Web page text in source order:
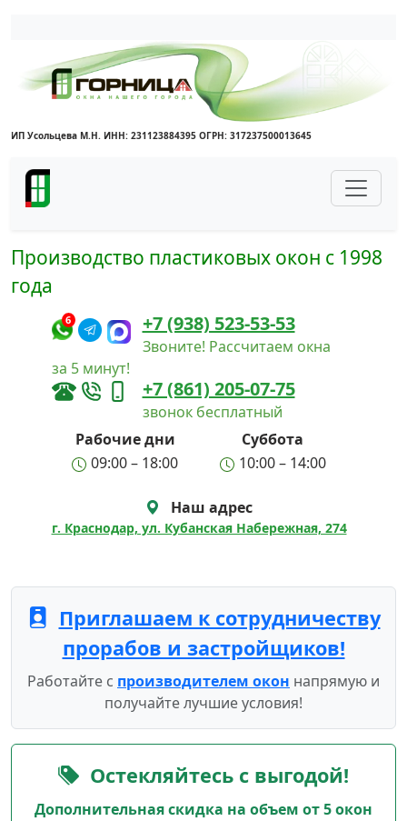
Написать в Max
Написать в Telegram
ИП Усольцева М.Н. ИНН: 231123884395 ОГРН: 317237500013645
Производство пластиковых окон с 1998
года
6 +7 (938) 523-53-53
Звоните! Рассчитаем окна
за 5 минут!
+7 (861) 205-07-75
звонок бесплатный
Рабочие дни
Суббота
09:00 – 18:00
10:00 – 14:00
Наш адрес
г. Краснодар, ул. Кубанская Набережная, 274
Приглашаем к сотрудничеству
прорабов и застройщиков!
Работайте с производителем окон напрямую и
получайте лучшие условия!
Остекляйтесь с выгодой!
Дополнительная скидка на объем от 5 окон